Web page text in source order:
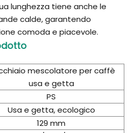
lunghezza tiene anche le
calde, garantendo
comoda e piacevole.
mescolatore per caffè
usa e getta
PS
Usa e getta, ecologico
129 mm